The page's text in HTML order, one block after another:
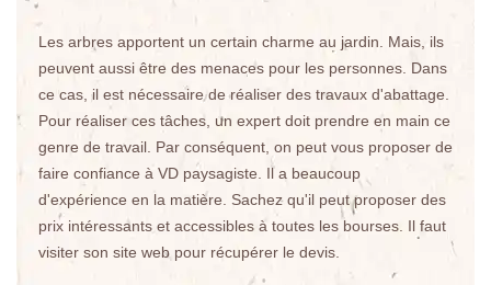
Les arbres apportent un certain charme au jardin. Mais, ils
peuvent aussi être des menaces pour les personnes. Dans
ce cas, il est nécessaire de réaliser des travaux d'abattage.
Pour réaliser ces tâches, un expert doit prendre en main ce
genre de travail. Par conséquent, on peut vous proposer de
faire confiance à VD paysagiste. Il a beaucoup
d'expérience en la matière. Sachez qu'il peut proposer des
prix intéressants et accessibles à toutes les bourses. Il faut
visiter son site web pour récupérer le devis.